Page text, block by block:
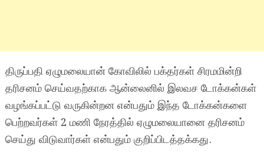
திருப்பதி ஏழுமலையான் கோவிலில் பக்தர்கள் சிரமமின்றி
தரிசனம் செய்வதற்காக ஆன்லைனில் இலவச டோக்கன்கள்
வழங்கப்பட்டு வருகின்றன என்பதும் இந்த டோக்கன்களை
பெற்றவர்கள் 2 மணி நேரத்தில் ஏழுமலையானை தரிசனம்
செய்து விடுவார்கள் என்பதும் குறிப்பிடத்தக்கது.